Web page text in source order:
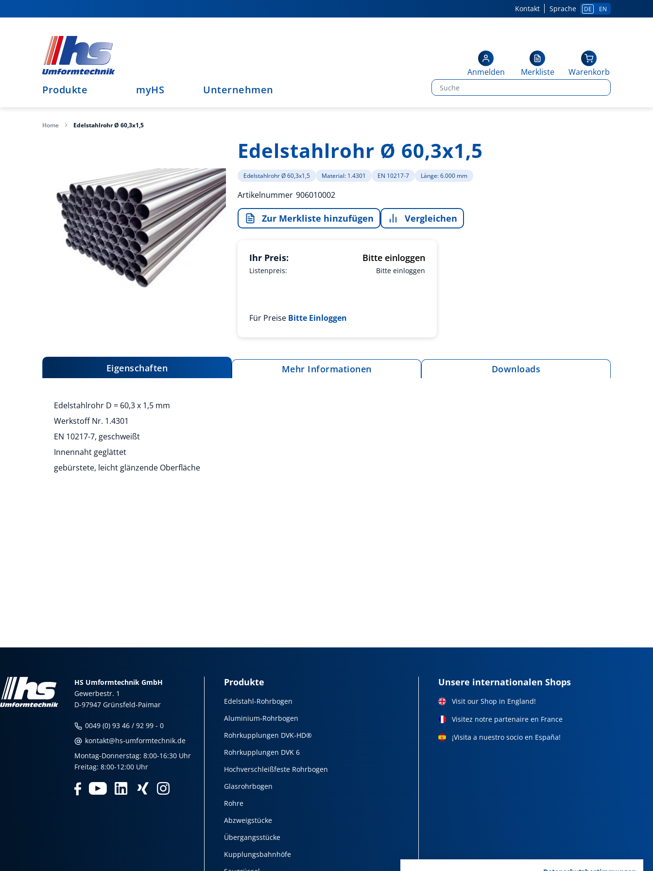
zum
Sprache DE EN
Kontakt
Produkte myHS Unternehmen
Warenkorb
Merkliste
Anmelden
Home Edelstahlrohr Ø 60,3x1,5
springen
Bildergalerie
Edelstahlrohr Ø 60,3x1,5
Edelstahlrohr Ø 60,3x1,5 Material: 1.4301 EN 10217-7 Länge: 6.000 mm
Artikelnummer 906010002
Zur Merkliste hinzufügen Vergleichen
Listenpreis: Bitte einloggen
Ihr Preis: Bitte einloggen
Für Preise Bitte Einloggen
Eigenschaften
Edelstahlrohr D = 60,3 x 1,5 mm
Werkstoff Nr. 1.4301
EN 10217-7, geschweißt
Innennaht geglättet
gebürstete, leicht glänzende Oberfläche
Mehr Informationen Downloads
HS Umformtechnik GmbH
Gewerbestr. 1
D-97947 Grünsfeld-Paimar
0049 (0) 93 46 / 92 99 - 0
kontakt@hs-umformtechnik.de
Montag-Donnerstag: 8:00-16:30 Uhr
Freitag: 8:00-12:00 Uhr
Produkte
Edelstahl-Rohrbogen
Aluminium-Rohrbogen
Rohrkupplungen DVK-HD®
Rohrkupplungen DVK 6
Hochverschleißfeste Rohrbogen
Glasrohrbogen
Rohre
Abzweigstücke
Übergangsstücke
Kupplungsbahnhöfe
Unsere internationalen Shops
Visit our Shop in England!
Visitez notre partenaire en France
¡Visita a nuestro socio en España!